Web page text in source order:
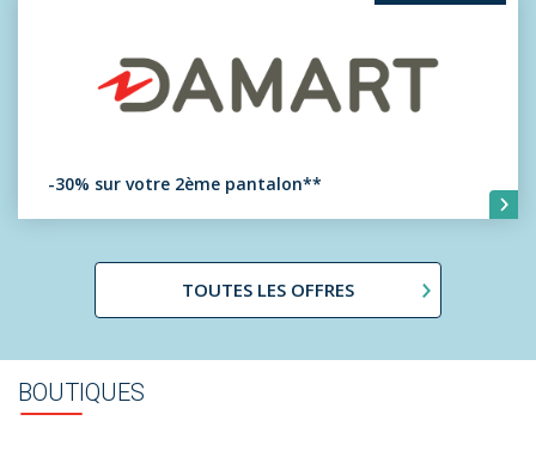
-30% sur votre 2ème pantalon**
TOUTES LES OFFRES
BOUTIQUES